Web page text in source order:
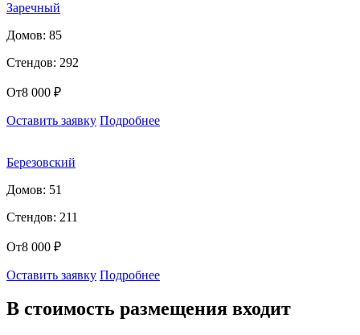
Заречный
Домов: 85
Стендов: 292
От8 000 ₽
Оставить заявку Подробнее
Березовский
Домов: 51
Стендов: 211
От8 000 ₽
Оставить заявку Подробнее
В стоимость размещения входит